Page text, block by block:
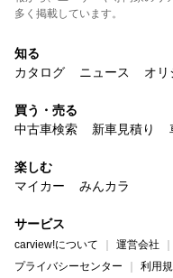
多く掲載しています。
知る
カタログ
ニュース オリ
買う・売る
中古車検索
新車見積り
楽しむ
マイカー
みんカラ
サービス
carview!について 運営会社
プライバシーセンター
利用